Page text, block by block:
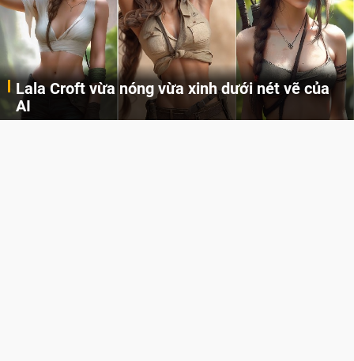
Lala Croft vừa nóng vừa xinh dưới nét vẽ của
AI